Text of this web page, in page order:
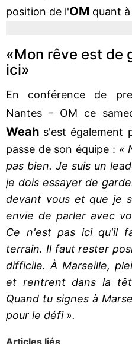
position de l'OM quant
«Mon rêve est de
ici»
En conférence de
Nantes - OM ce
Weah s'est également
passe de son équipe : «
pas bien. Je suis un
je dois essayer de
devant vous et que je
envie de parler avec
Ce n'est pas ici qu'il
terrain. Il faut rester
difficile. À Marseille,
et rentrent dans la
Quand tu signes à
pour le défi ».
Articles liés